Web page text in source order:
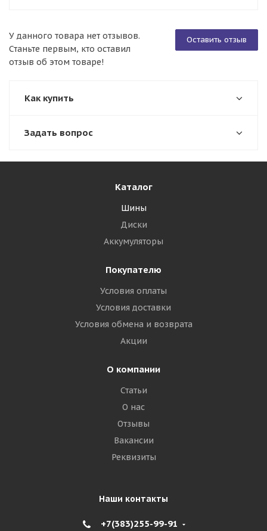
Оставить отзыв
У данного товара нет отзывов.
Станьте первым, кто оставил
отзыв об этом товаре!
Как купить
Задать вопрос
Каталог
Шины
Диски
Аккумуляторы
Покупателю
Условия оплаты
Условия доставки
Условия обмена и возврата
Акции
О компании
Статьи
О нас
Отзывы
Вакансии
Реквизиты
Наши контакты
+7(383)255-99-91